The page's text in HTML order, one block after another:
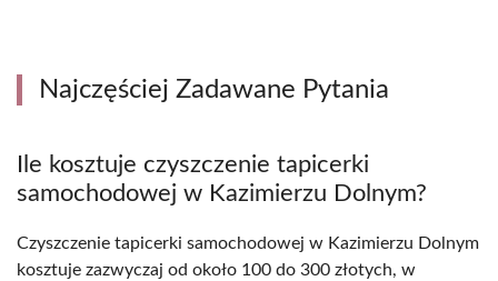
Najczęściej Zadawane Pytania
Ile kosztuje czyszczenie tapicerki
samochodowej w Kazimierzu Dolnym?
Czyszczenie tapicerki samochodowej w Kazimierzu Dolnym
kosztuje zazwyczaj od około 100 do 300 złotych, w